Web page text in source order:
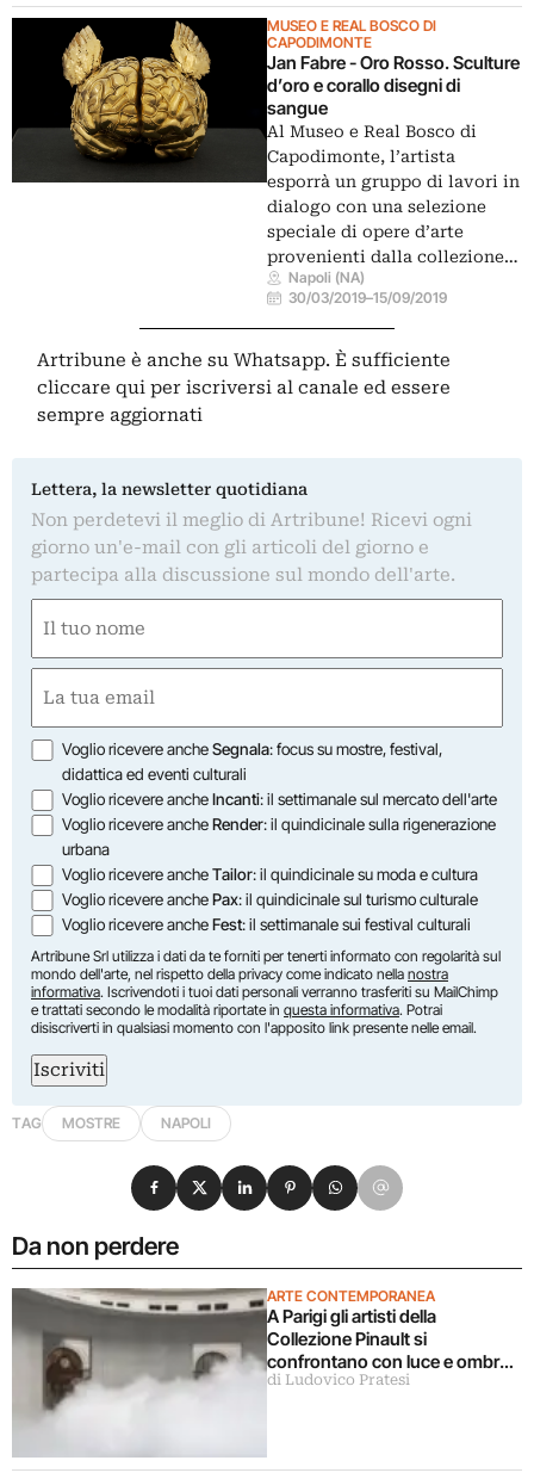
MUSEO E REAL BOSCO DI
CAPODIMONTE
Jan Fabre - Oro Rosso. Sculture
d’oro e corallo disegni di
sangue
Al Museo e Real Bosco di
Capodimonte, l’artista
esporrà un gruppo di lavori in
dialogo con una selezione
speciale di opere d’arte
provenienti dalla collezione…
Napoli (NA)
30/03/2019–15/09/2019
Artribune è anche su Whatsapp. È sufficiente
cliccare qui per iscriversi al canale ed essere
sempre aggiornati
Lettera, la newsletter quotidiana
Non perdetevi il meglio di Artribune! Ricevi ogni
giorno un'e-mail con gli articoli del giorno e
partecipa alla discussione sul mondo dell'arte.
(Obbligatorio)
Nome
(Obbligatorio)
Opzioni
Voglio ricevere ancheSegnala: focus su mostre, festival,
didattica ed eventi culturali
Voglio ricevere ancheIncanti: il settimanale sul mercato dell'arte
Voglio ricevere ancheRender: il quindicinale sulla rigenerazione
urbana
Voglio ricevere ancheTailor: il quindicinale su moda e cultura
Voglio ricevere anchePax: il quindicinale sul turismo culturale
Voglio ricevere ancheFest: il settimanale sui festival culturali
Artribune Srl utilizza i dati da te forniti per tenerti informato con regolarità sul
mondo dell'arte, nel rispetto della privacy come indicato nella nostra
informativa. Iscrivendoti i tuoi dati personali verranno trasferiti su MailChimp
e trattati secondo le modalità riportate in questa informativa. Potrai
disiscriverti in qualsiasi momento con l'apposito link presente nelle email.
Iscriviti
TAG MOSTRE NAPOLI
Da non perdere
ARTE CONTEMPORANEA
A Parigi gli artisti della
Collezione Pinault si
confrontano con luce e ombra
in una grande mostra
di Ludovico Pratesi
Condividi su Facebook
Condividi su X
Condividi su LinkedIn
Condividi su Pinterest
Condividi su WhatsApp
Condividi su Email